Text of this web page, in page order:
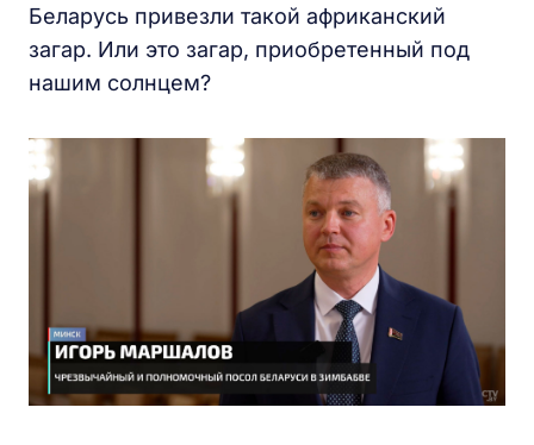
Беларусь привезли такой африканский
загар. Или это загар, приобретенный под
нашим солнцем?